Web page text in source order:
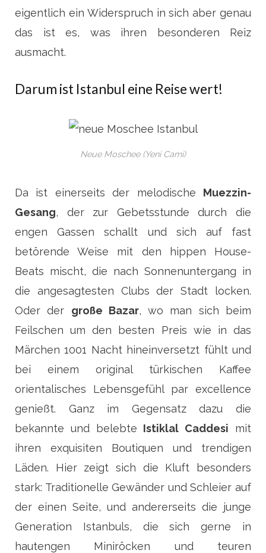
eigentlich ein Widerspruch in sich aber genau
das ist es, was ihren besonderen Reiz
ausmacht.
Darum ist Istanbul eine Reise wert!
Neue Moschee (Yeni Cami)
Da ist einerseits der melodische Muezzin-
Gesang, der zur Gebetsstunde durch die
engen Gassen schallt und sich auf fast
betörende Weise mit den hippen House-
Beats mischt, die nach Sonnenuntergang in
die angesagtesten Clubs der Stadt locken.
Oder der große Bazar, wo man sich beim
Feilschen um den besten Preis wie in das
Märchen 1001 Nacht hineinversetzt fühlt und
bei einem original türkischen Kaffee
orientalisches Lebensgefühl par excellence
genießt. Ganz im Gegensatz dazu die
bekannte und belebte Istiklal Caddesi mit
ihren exquisiten Boutiquen und trendigen
Läden. Hier zeigt sich die Kluft besonders
stark: Traditionelle Gewänder und Schleier auf
der einen Seite, und andererseits die junge
Generation Istanbuls, die sich gerne in
hautengen Miniröcken und teuren